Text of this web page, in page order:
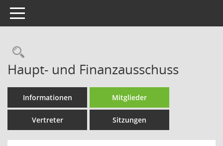
Toggle navigation
Rechercheauswahl
Haupt- und Finanzausschuss
Informationen Mitglieder
Vertreter Sitzungen